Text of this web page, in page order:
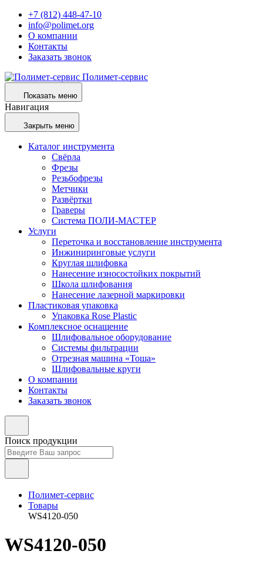
+7 (812) 448-47-10
info@polimet.org
О компании
Контакты
Заказать звонок
Полимет-сервис
Показать меню
Навигация
Закрыть меню
Каталог инструмента
Свёрла
Фрезы
Резьбофрезы
Метчики
Развёртки
Граверы
Система ПОЛИ-МАСТЕР
Услуги
Переточка и восстановление инструмента
Инжиниринговые услуги
Круглая шлифовка
Нанесение износостойких покрытий
Школа шлифования
Нанесение лазерной маркировки
Пластиковая упаковка
Упаковка Rose Plastic
Комплексное оснащение
Шлифовальное оборудование
Системы фильтрации
Отрезная машина «Тоша»
Шлифовальные круги
О компании
Контакты
Заказать звонок
Поиск продукции
Полимет-сервис
Товары
WS4120-050
WS4120-050